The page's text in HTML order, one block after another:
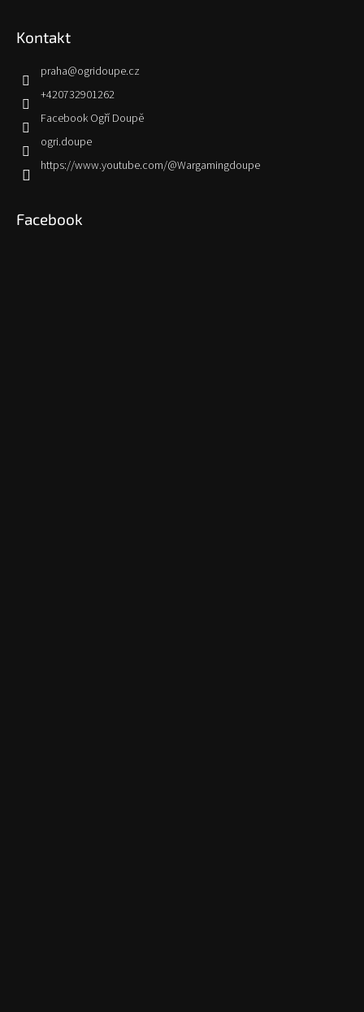
Kontakt
praha@ogridoupe.cz
+420732901262
Facebook Ogří Doupě
ogri.doupe
https://www.youtube.com/@Wargamingdoupe
Facebook